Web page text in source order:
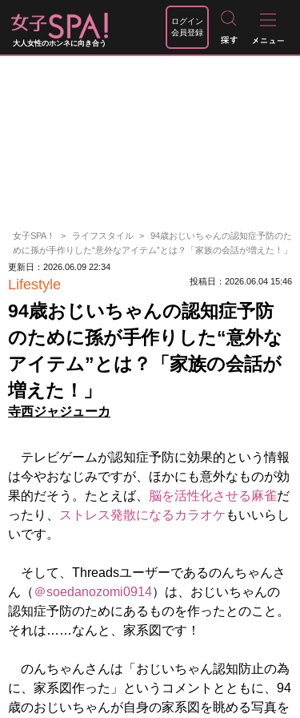
大人女性のホンネに向き合う
ログイン
会員登録
女子SPA！ ライフスタイル
94歳おじいちゃんの認知症予防のた
めに孫が手作りした“意外なアイテム”とは？「家族の会話が増えた！」
更新日：2026.06.09 22:34
Lifestyle 投稿日：2026.06.04 15:46
94歳おじいちゃんの認知症予防
のために孫が手作りした“意外な
アイテム”とは？「家族の会話が
増えた！」
寺西ジャジューカ
テレビゲームが認知症予防に効果的という情報
は今やおなじみですが、ほかにも意外なものが効
果的だそう。たとえば、
脳を活性化させる麻雀だ
ったり、
ストレス発散になるカラオケ もいいらし
いです。
そして、Threadsユーザーであるのんちゃんさ
ん（ ＠soedanozomi0914）は、おじいちゃんの
認知症予防のためにあるものを作ったとのこと。
それは……なんと、家系図です！
のんちゃんさんは「おじいちゃん認知防止の為
に、家系図作った」というコメントとともに、94
歳のおじいちゃんが自身の家系図を眺める写真を